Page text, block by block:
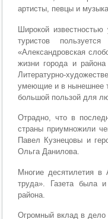
артисты, певцы и
Широкой
туристов пользуется
«Александровская
жизни города и
Литературно-
умеющие и в нынешнее
большой пользой для
Отрадно, что в
страны приумножили
Павел Кузнецовы и
Ольга Данилова.
Многие десятилетия в
труда». Газета была
района.
Огромный вклад в дело